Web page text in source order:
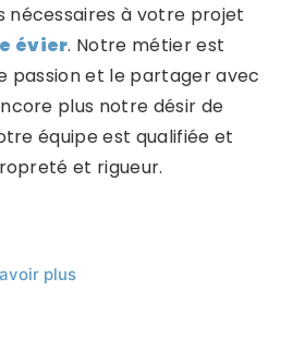
nécessaires à votre projet
évier. Notre métier est
passion et le partager avec
plus notre désir de
équipe est qualifiée et
et rigueur.
plus